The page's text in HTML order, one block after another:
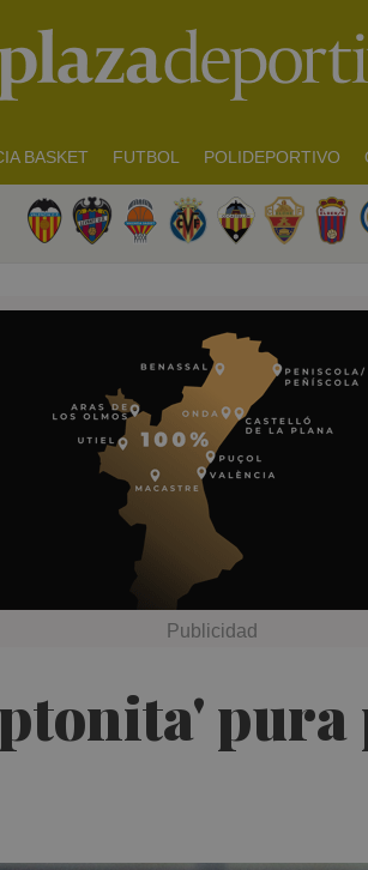
BASKET FUTBOL POLIDEPORTIVO
pura